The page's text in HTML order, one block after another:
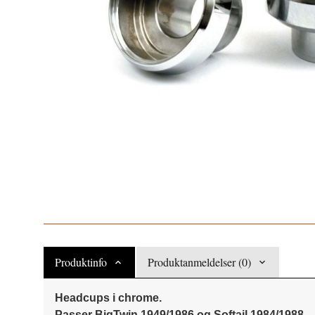
Produktinfo Produktanmeldelser (0)
Headcups i chrome.